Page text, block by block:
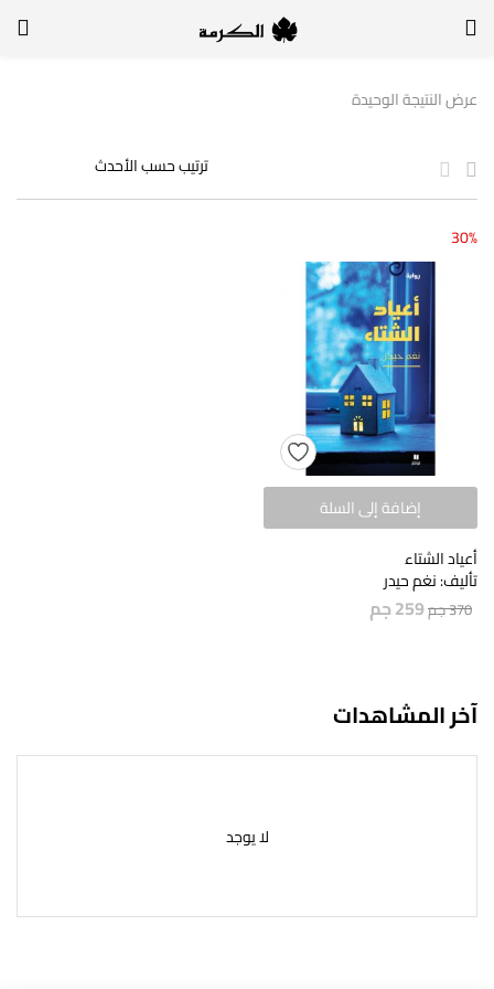
لتسجيل الدخول, أدخل اسم المستخدم وكلمة السر
تذكر بياناتي
عرض النتيجة الوحيدة
30%
إضافة إلى السلة
أعياد الشتاء
تأليف: نغم حيدر
370جم259جم
آخر المشاهدات
لا يوجد